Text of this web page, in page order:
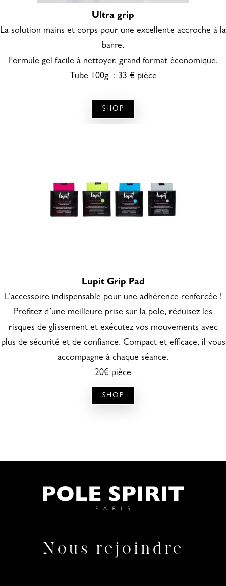
Ultra grip
La solution mains et corps pour une excellente accroche à la
barre.
Formule gel facile à nettoyer, grand format économique.
Tube 100g : 33 € pièce
SHOP
Lupit Grip Pad
L’accessoire indispensable pour une adhérence renforcée !
Profitez d’une meilleure prise sur la pole, réduisez les
risques de glissement et exécutez vos mouvements avec
plus de sécurité et de confiance. Compact et efficace, il vous
accompagne à chaque séance.
20€ pièce
SHOP
Nous rejoindre